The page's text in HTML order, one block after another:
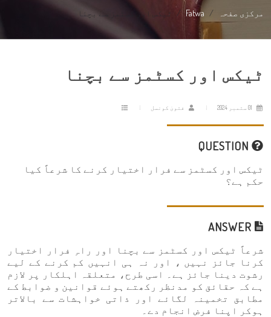
مرکزی صفحہ Fatwa ٹیکس اور کسٹمز سے بچنا
ٹیکس اور کسٹمز سے بچنا
فتویٰ کونسل
ٹیکس اور کسٹمز سے فرار اختیار کرنے کا شرعاً کیا
حکم ہے؟
شرعاً ٹیکس اور کسٹمز سے بچنا اور راہِ فرار اختیار
کرنا جائز نہیں ، اور نہ ہی انہیں کم کرنے کے لیے
رشوت دینا جائز ہے۔ اسی طرح، متعلقہ اہلکار پر لازم
ہے کہ حقائق کو مدنظر رکھتے ہوئے قوانین و ضوابط کے
مطابق تخمینہ لگائے اور ذاتی خواہشات سے بالاتر
ہوکر اپنا فرض انجام دے۔